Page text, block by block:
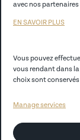
avec nos
EN SAVOIR PLUS
Vous pouvez
vous rendant dans la
choix sont
Manage services